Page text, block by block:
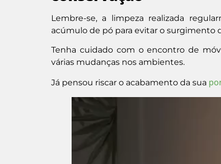
Lembre-se, a limpeza realizada
acúmulo de pó para evitar o surgimento
Tenha cuidado com o encontro de
várias mudanças nos ambientes.
Já pensou riscar o acabamento da sua